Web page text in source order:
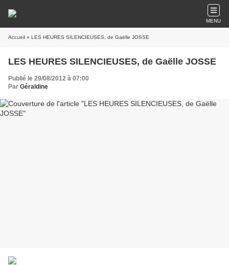
MENU
Accueil » LES HEURES SILENCIEUSES, de Gaëlle JOSSE
LES HEURES SILENCIEUSES, de Gaëlle JOSSE
Publié le 29/08/2012 à 07:00
Par Géraldine